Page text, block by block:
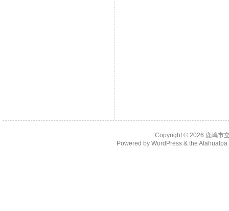
Copyright © 2026 鹿嶋市
Powered by WordPress& the Atahualpa